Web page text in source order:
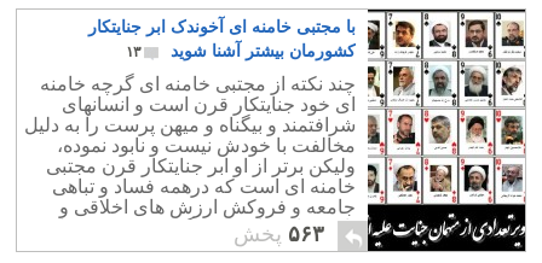
با مجتبی خامنه ای آخوندک ابر جنایتکار
کشورمان بیشتر آشنا شوید
۱۳
چند نکته از مجتبی خامنه ای گرچه خامنه
ای خود جنایتکار قرن است و انسانهای
شرافتمند و بیگناه و میهن پرست را به دلیل
مخالفت با خودش نیست و نابود نموده،
ولیکن برتر از او ابر جنایتکار قرن مجتبی
خامنه ای است که درهمه فساد و تباهی
جامعه و فروکش ارزش های اخلاقی و
نابودی اقتصاد و فرهنگ کشور دست داشته
است.
۵۶۳ پخش